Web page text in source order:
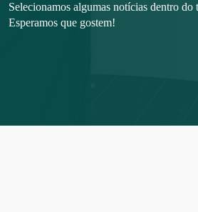
Selecionamos algumas notícias dentro do
Esperamos que gostem!